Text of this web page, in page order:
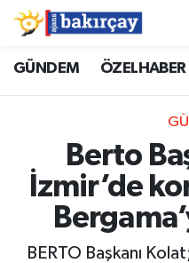
GÜNDEM ÖZELHABER
Berto
İzmir’de
BERTO Başkanı
İzmir Nöbetçi
İzmir Hava Durumu
İzmir Namaz
İzmir Trafik
Süper Lig Puan